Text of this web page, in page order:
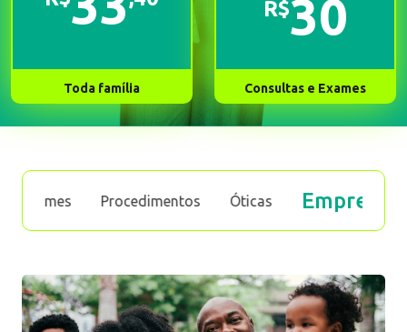
Toda família
R$30
Consultas e Exames
Procedimentos Óticas